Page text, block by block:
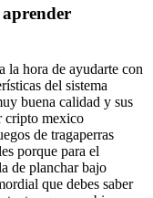
la hora de ayudarte con
del sistema
buena calidad y sus
cripto mexico
de tragaperras
porque para el
de planchar bajo
que debes saber